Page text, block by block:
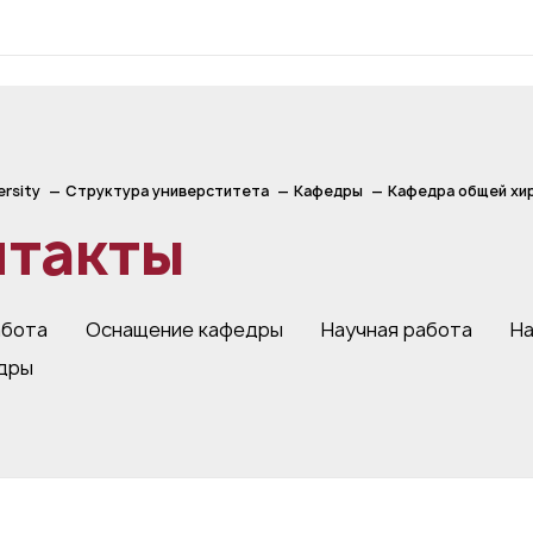
Структура универститета Кафедры Кафедра общей
Оснащение кафедры Научная работа